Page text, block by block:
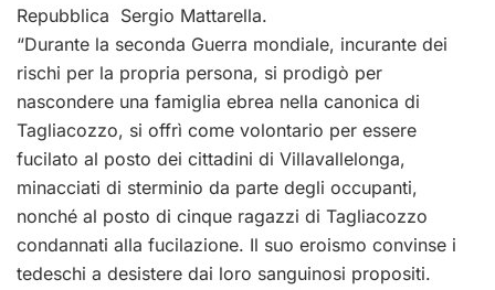
Repubblica Sergio Mattarella.
“Durante la seconda Guerra mondiale, incurante dei
rischi per la propria persona, si prodigò per
nascondere una famiglia ebrea nella canonica di
Tagliacozzo, si offrì come volontario per essere
fucilato al posto dei cittadini di Villavallelonga,
minacciati di sterminio da parte degli occupanti,
nonché al posto di cinque ragazzi di Tagliacozzo
condannati alla fucilazione. Il suo eroismo convinse i
tedeschi a desistere dai loro sanguinosi propositi.